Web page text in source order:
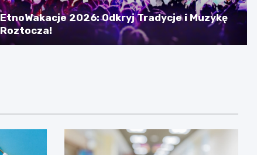
EtnoWakacje 2026: Odkryj Tradycje i Muzykę
Roztocza!